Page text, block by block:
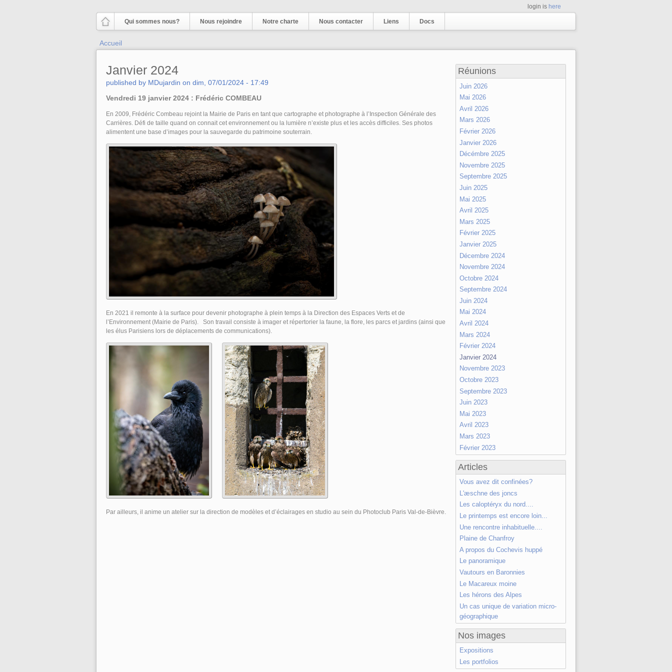
login is here
Qui sommes nous? Nous rejoindre Notre charte Nous contacter Liens Docs
Vous êtes ici
Accueil
Janvier 2024
published by MDujardin on dim, 07/01/2024 - 17:49
Vendredi 19 janvier 2024 : Frédéric COMBEAU
En 2009, Frédéric Combeau rejoint la Mairie de Paris en tant que cartographe et photographe à l’Inspection Générale des
Carrières. Défi de taille quand on connait cet environnement ou la lumière n’existe plus et les accès difficiles. Ses photos
alimentent une base d’images pour la sauvegarde du patrimoine souterrain.
En 2021 il remonte à la surface pour devenir photographe à plein temps à la Direction des Espaces Verts et de
l’Environnement (Mairie de Paris). Son travail consiste à imager et répertorier la faune, la flore, les parcs et jardins (ainsi que
les élus Parisiens lors de déplacements de communications).
Par ailleurs, il anime un atelier sur la direction de modèles et d’éclairages en studio au sein du Photoclub Paris Val-de-Bièvre.
Réunions
Juin 2026
Mai 2026
Avril 2026
Mars 2026
Février 2026
Janvier 2026
Décémbre 2025
Novembre 2025
Septembre 2025
Juin 2025
Mai 2025
Avril 2025
Mars 2025
Février 2025
Janvier 2025
Décembre 2024
Novembre 2024
Octobre 2024
Septembre 2024
Juin 2024
Mai 2024
Avril 2024
Mars 2024
Février 2024
Janvier 2024
Novembre 2023
Octobre 2023
Septembre 2023
Juin 2023
Mai 2023
Avril 2023
Mars 2023
Février 2023
Articles
Vous avez dit confinées?
L'æschne des joncs
Les caloptéryx du nord....
Le printemps est encore loin...
Une rencontre inhabituelle....
Plaine de Chanfroy
A propos du Cochevis huppé
Le panoramique
Vautours en Baronnies
Le Macareux moine
Les hérons des Alpes
Un cas unique de variation micro-
géographique
Nos images
Expositions
Les portfolios